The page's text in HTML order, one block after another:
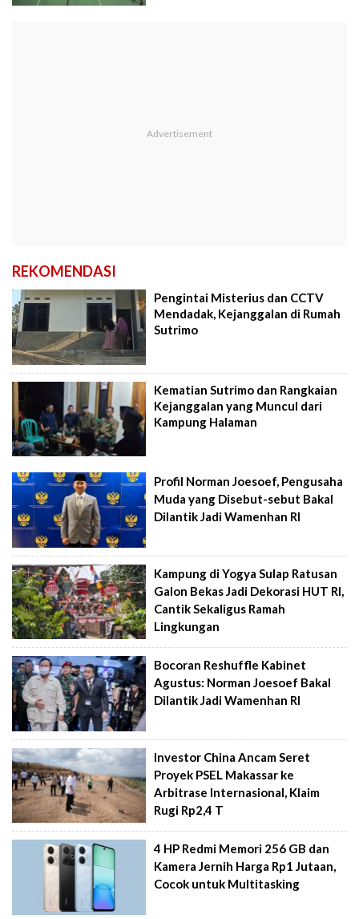
REKOMENDASI
Pengintai Misterius dan CCTV
Mendadak, Kejanggalan di Rumah
Sutrimo
Kematian Sutrimo dan Rangkaian
Kejanggalan yang Muncul dari
Kampung Halaman
Profil Norman Joesoef, Pengusaha
Muda yang Disebut-sebut Bakal
Dilantik Jadi Wamenhan RI
Kampung di Yogya Sulap Ratusan
Galon Bekas Jadi Dekorasi HUT RI,
Cantik Sekaligus Ramah
Lingkungan
Bocoran Reshuffle Kabinet
Agustus: Norman Joesoef Bakal
Dilantik Jadi Wamenhan RI
Investor China Ancam Seret
Proyek PSEL Makassar ke
Arbitrase Internasional, Klaim
Rugi Rp2,4 T
4 HP Redmi Memori 256 GB dan
Kamera Jernih Harga Rp1 Jutaan,
Cocok untuk Multitasking